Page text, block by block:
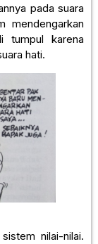
pada suara
mendengarkan
tumpul karena
hati.
nilai-nilai.